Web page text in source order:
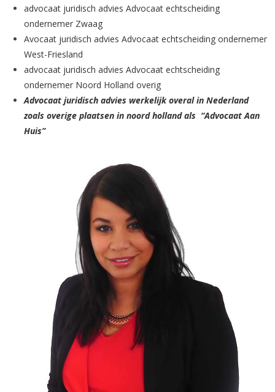
advocaat juridisch advies Advocaat echtscheiding
ondernemer Zwaag
Avocaat juridisch advies Advocaat echtscheiding ondernemer
West-Friesland
advocaat juridisch advies Advocaat echtscheiding
ondernemer Noord Holland overig
Advocaat juridisch advies werkelijk overal in Nederland
zoals overige plaatsen in noord holland als “Advocaat Aan
Huis”